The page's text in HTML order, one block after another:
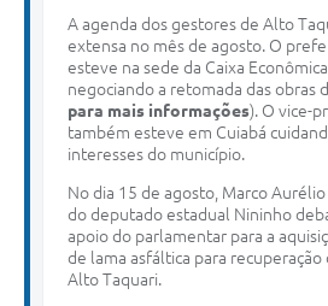
A agenda dos gestores de Alto
extensa no mês de agosto. O
esteve na sede da Caixa
negociando a retomada das obras
para mais informações). O vice-
também esteve em Cuiabá
interesses do município.
No dia 15 de agosto, Marco
do deputado estadual Nininho
apoio do parlamentar para a
de lama asfáltica para recuperação
Alto Taquari.